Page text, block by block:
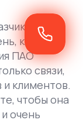
ПАО
как День
ПАО
связи,
климентов.
чтобы она
очень